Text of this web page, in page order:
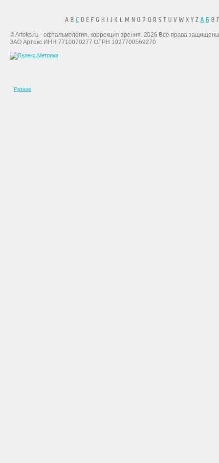
A B CD E F G H I J K L M N O P Q R S T U V W X Y Z А БВ
© Artoks.ru - офтальмология, коррекция зрения. 2026 Все права
ЗАО Артокс ИНН 7710070277 ОГРН 1027700569270
Разное